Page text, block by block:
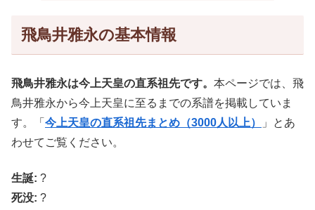
飛鳥井雅永の基本情報
飛鳥井雅永は今上天皇の直系祖先です。 本ページでは、飛
鳥井雅永から今上天皇に至るまでの系譜を掲載していま
す。「 今上天皇の直系祖先まとめ（3000人以上）
」とあ
わせてご覧ください。
生誕: ?
死没: ?